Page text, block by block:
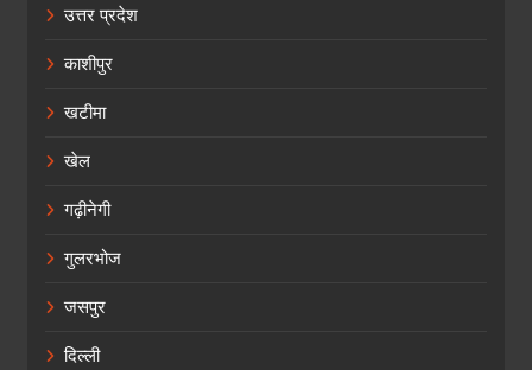
उत्तर प्रदेश
काशीपुर
खटीमा
खेल
गढ़ीनेगी
गुलरभोज
जसपुर
दिल्ली